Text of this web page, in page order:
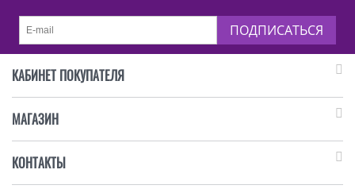
ПОДПИСАТЬСЯ
КАБИНЕТ ПОКУПАТЕЛЯ
МАГАЗИН
КОНТАКТЫ